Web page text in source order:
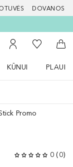
DOVANOS
paiešką
Į mano paskyrą
Į mano
Į
KŪNUI
Promo
0 (0)